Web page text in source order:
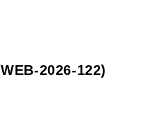
WEB-2026-122